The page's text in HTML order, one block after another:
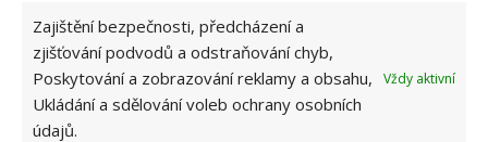
Zajištění bezpečnosti, předcházení a
zjišťování podvodů a odstraňování chyb,
Poskytování a zobrazování reklamy a obsahu,
Ukládání a sdělování voleb ochrany osobních
údajů.
Vždy aktivní
KOMENTOVAT
Hana Musilová